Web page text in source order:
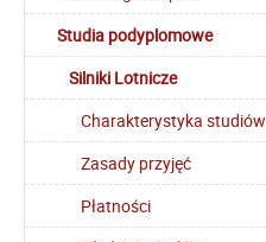
Studia podyplomowe
Silniki Lotnicze
Charakterystyka studiów
Zasady przyjęć
Płatności